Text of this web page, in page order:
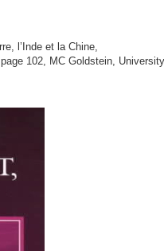
l’Inde et la Chine,
102, MC Goldstein, University